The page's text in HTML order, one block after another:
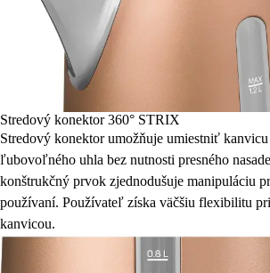
Stredový konektor 360° STRIX
Stredový konektor umožňuje umiestniť
ľubovoľného uhla bez nutnosti presného
konštrukčný prvok zjednodušuje manipuláciu
používaní. Používateľ získa väčšiu flexibilitu
kanvicou.